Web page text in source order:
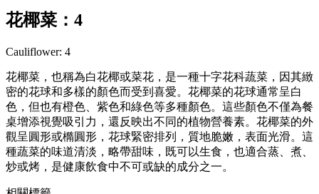
花椰菜：4
Cauliflower: 4
花椰菜，也稱為白花椰或菜花，是一種十字花科蔬菜，因其緻
密的花球和多樣的顏色而受到喜愛。花椰菜的花球通常呈白
色，但也有橙色、紫色和綠色等多種顏色。這些顏色不僅為餐
桌增添視覺吸引力，還反映出不同的植物營養素。花椰菜的外
觀呈圓形或橢圓形，花球緊密排列，質地脆嫩，表面光滑。這
種蔬菜的味道清淡，略帶甜味，既可以生食，也適合蒸、煮、
炒或烤，是健康飲食中不可或缺的成分之一。